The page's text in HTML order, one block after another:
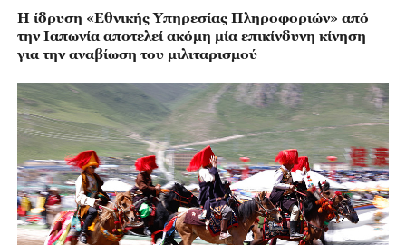
Η ίδρυση «Εθνικής Υπηρεσίας Πληροφοριών» από
την Ιαπωνία αποτελεί ακόμη μία επικίνδυνη κίνηση
για την αναβίωση του μιλιταρισμού